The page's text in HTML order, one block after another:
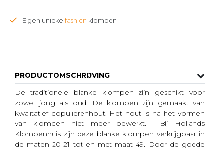
PRODUCTOMSCHRIJVING
De traditionele blanke klompen zijn geschikt voor
zowel jong als oud. De klompen zijn gemaakt van
kwalitatief populierenhout. Het hout is na het vormen
van klompen niet meer bewerkt. Bij Hollands
Klompenhuis zijn deze blanke klompen verkrijgbaar in
de maten 20-21 tot en met maat 49. Door de goede
Eigen unieke fashion klompen